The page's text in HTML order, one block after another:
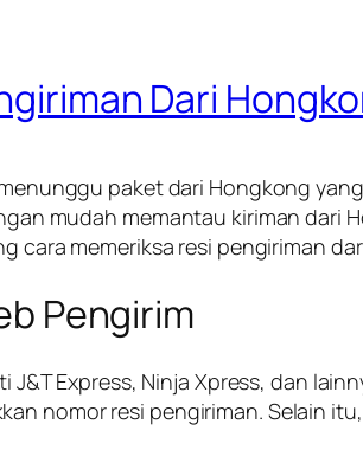
Dari
paket dari Hongkong
mudah memantau kiriman dari
cara memeriksa resi pengiriman
Pengirim
J&T Express, Ninja Xpress, dan
nomor resi pengiriman. Selain